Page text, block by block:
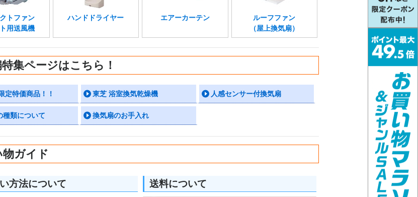
トファン
用送風機
ハンドドライヤー エアーカーテン
ルーフファン
（屋上換気扇）
集ページはこちら！
定特価商品！！ 東芝 浴室換気乾燥機 人感センサー付換気扇
種類について 換気扇のお手入れ
物ガイド
方法について 送料について